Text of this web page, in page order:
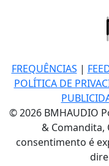
FREQUÊNCIAS |
POLÍTICA DE
© 2026 BMHAUDIO
& Comandita,
consentimento é